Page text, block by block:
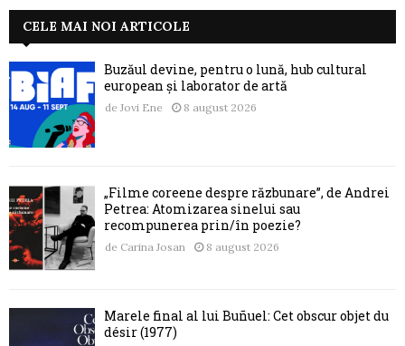
CELE MAI NOI ARTICOLE
Buzăul devine, pentru o lună, hub cultural
european și laborator de artă
de Jovi Ene 8 august 2026
„Filme coreene despre răzbunare”, de Andrei
Petrea: Atomizarea sinelui sau
recompunerea prin/în poezie?
de Carina Josan 8 august 2026
Marele final al lui Buñuel: Cet obscur objet du
désir (1977)